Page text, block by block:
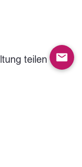
teilen